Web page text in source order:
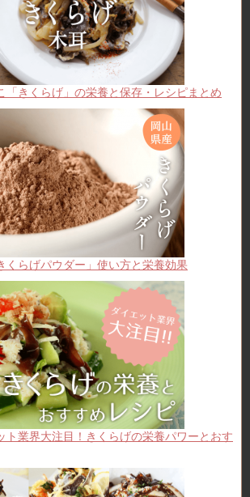
「きくらげ」の栄養と保存・レシピまとめ
くらげパウダー」使い方と栄養効果
ト業界大注目！きくらげの栄養パワーとおす